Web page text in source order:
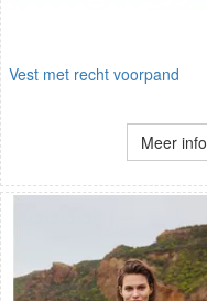
Vest met recht voorpand
Meer info